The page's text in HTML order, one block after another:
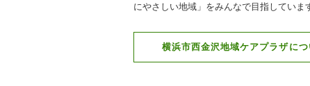
にやさしい地域」をみんなで目指していま
横浜市西金沢地域ケアプラザにつ